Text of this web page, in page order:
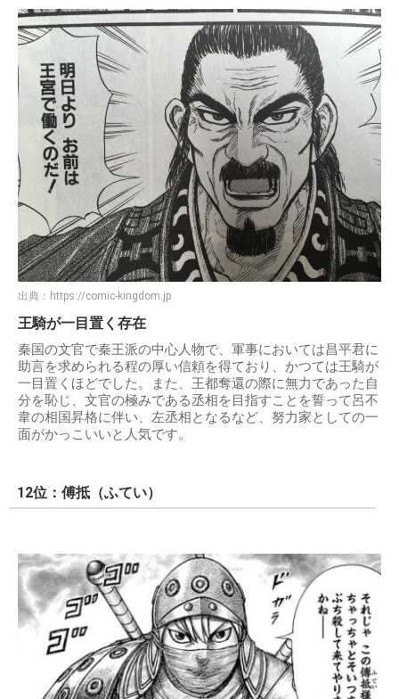
出典： https://comic-kingdom.jp
王騎が一目置く存在
秦国の文官で秦王派の中心人物で、軍事においては昌平君に
助言を求められる程の厚い信頼を得ており、かつては王騎が
一目置くほどでした。また、王都奪還の際に無力であった自
分を恥じ、文官の極みである丞相を目指すことを誓って呂不
韋の相国昇格に伴い、左丞相となるなど、努力家としての一
面がかっこいいと人気です。
12位：傅抵（ふてい）